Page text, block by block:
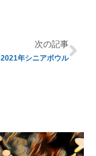
次の記事
2021年シニアボウル